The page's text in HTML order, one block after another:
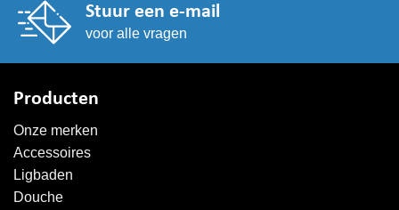
Stuur een e-mail
voor alle vragen
Producten
Onze merken
Accessoires
Ligbaden
Douche